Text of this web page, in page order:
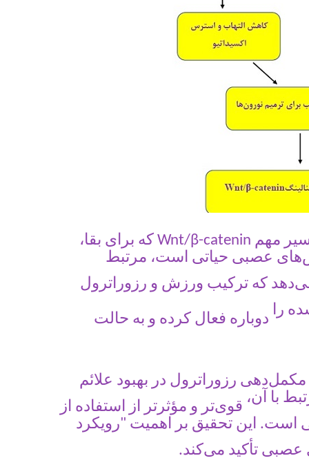
که برای بقا،
مرتبط
و رزوراترول
و به حالت
در بهبود علائم
از استفاده از
اهمیت "رویکرد